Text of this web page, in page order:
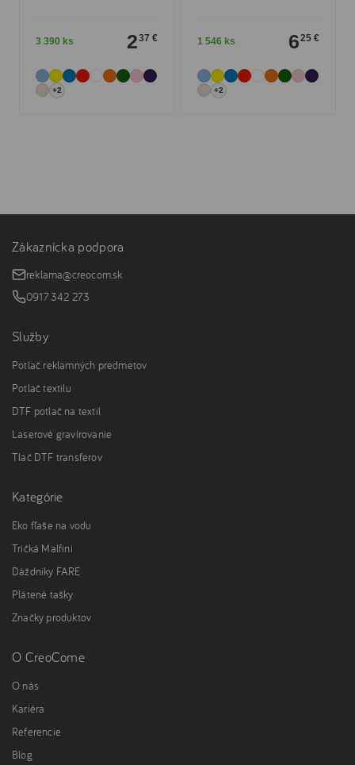
3 390 ks 2 37 €
+2
1 546 ks 6 25 €
+2
Zákaznícka podpora
reklama@creocom.sk
0917 342 273
Služby
Potlač reklamných predmetov
Potlač textilu
DTF potlač na textil
Laserové gravírovanie
Tlač DTF transferov
Kategórie
Eko fľaše na vodu
Tričká Malfini
Dáždniky FARE
Plátené tašky
Značky produktov
O CreoCome
O nás
Kariéra
Referencie
Blog